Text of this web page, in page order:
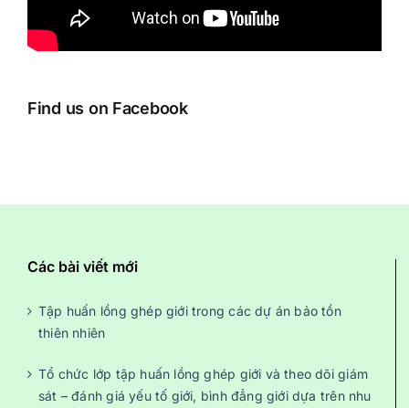
Find us on Facebook
Các bài viết mới
Tập huấn lồng ghép giới trong các dự án bảo tồn
thiên nhiên
Tổ chức lớp tập huấn lồng ghép giới và theo dõi giám
sát – đánh giá yếu tố giới, bình đẳng giới dựa trên nhu